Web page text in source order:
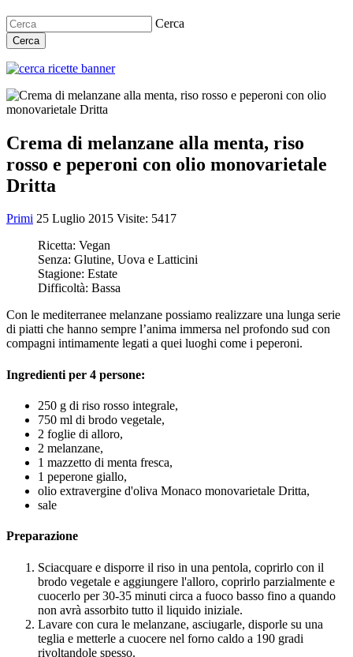
Cerca
Cerca
Crema di melanzane alla menta, riso
rosso e peperoni con olio monovarietale
Dritta
Primi 25 Luglio 2015 Visite: 5417
Ricetta: Vegan
Senza: Glutine, Uova e Latticini
Stagione: Estate
Difficoltà: Bassa
Con le mediterranee melanzane possiamo realizzare una lunga serie
di piatti che hanno sempre l’anima immersa nel profondo sud con
compagni intimamente legati a quei luoghi come i peperoni.
Ingredienti per 4 persone:
250 g di riso rosso integrale,
750 ml di brodo vegetale,
2 foglie di alloro,
2 melanzane,
1 mazzetto di menta fresca,
1 peperone giallo,
olio extravergine d'oliva Monaco monovarietale Dritta,
sale
Preparazione
Sciacquare e disporre il riso in una pentola, coprirlo con il
brodo vegetale e aggiungere l'alloro, coprirlo parzialmente e
cuocerlo per 30-35 minuti circa a fuoco basso fino a quando
non avrà assorbito tutto il liquido iniziale.
Lavare con cura le melanzane, asciugarle, disporle su una
teglia e metterle a cuocere nel forno caldo a 190 gradi
rivoltandole spesso.